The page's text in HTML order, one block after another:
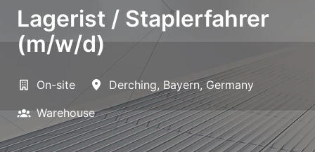
Lagerist / Staplerfahrer
(m/w/d)
On-site Derching, Bayern, Germany
Warehouse